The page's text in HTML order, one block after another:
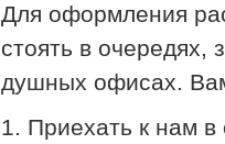
Для оформления
стоять в очередях,
душных офисах.
1. Приехать к нам